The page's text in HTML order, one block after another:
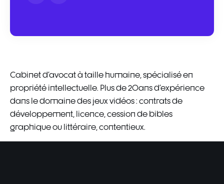
Cabinet d'avocat à taille humaine, spécialisé en
propriété intellectuelle. Plus de 20ans d'expérience
dans le domaine des jeux vidéos : contrats de
développement, licence, cession de bibles
graphique ou littéraire, contentieux.